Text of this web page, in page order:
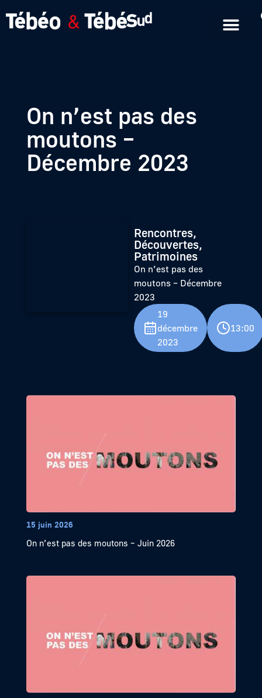
On n’est pas des
moutons –
Décembre 2023
Rencontres,
Découvertes,
Patrimoines
On n’est pas des
moutons – Décembre
2023
19
décembre
2023
13:00
15 juin 2026
On n’est pas des moutons – Juin 2026